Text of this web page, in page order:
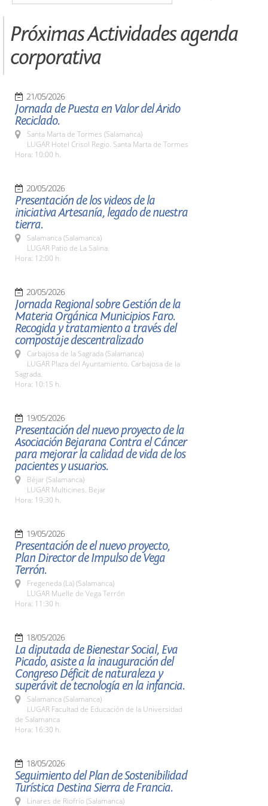
Próximas Actividades agenda
corporativa
21/05/2026
Jornada de Puesta en Valor del Árido
Reciclado.
Santa Marta de Tormes (Salamanca)
LUGAR Hotel Crisol Regio. Santa Marta de Tormes
Hora: 10:00 h.
20/05/2026
Presentación de los videos de la
iniciativa Artesanía, legado de nuestra
tierra.
Salamanca (Salamanca)
LUGAR Patio de La Salina.
Hora: 12:00 h.
20/05/2026
Jornada Regional sobre Gestión de la
Materia Orgánica Municipios Faro.
Recogida y tratamiento a través del
compostaje descentralizado
Carbajosa de la Sagrada (Salamanca)
LUGAR Plaza del Ayuntamiento. Carbajosa de la
Sagrada.
Hora: 10:15 h.
19/05/2026
Presentación del nuevo proyecto de la
Asociación Bejarana Contra el Cáncer
para mejorar la calidad de vida de los
pacientes y usuarios.
Béjar (Salamanca)
LUGAR Multicines. Bejar
Hora: 19:30 h.
19/05/2026
Presentación de el nuevo proyecto,
Plan Director de Impulso de Vega
Terrón.
Fregeneda (La) (Salamanca)
LUGAR Muelle de Vega Terrón
Hora: 11:30 h.
18/05/2026
La diputada de Bienestar Social, Eva
Picado, asiste a la inauguración del
Congreso Déficit de naturaleza y
superávit de tecnología en la infancia.
Salamanca (Salamanca)
LUGAR Facultad de Educación de la Universidad
de Salamanca
Hora: 16:30 h.
18/05/2026
Seguimiento del Plan de Sostenibilidad
Turística Destina Sierra de Francia.
Linares de Riofrío (Salamanca)